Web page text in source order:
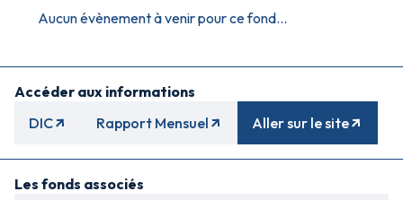
Aucun évènement à venir pour ce fond...
Accéder aux informations
DIC
Rapport Mensuel Aller sur le site
Les fonds associés